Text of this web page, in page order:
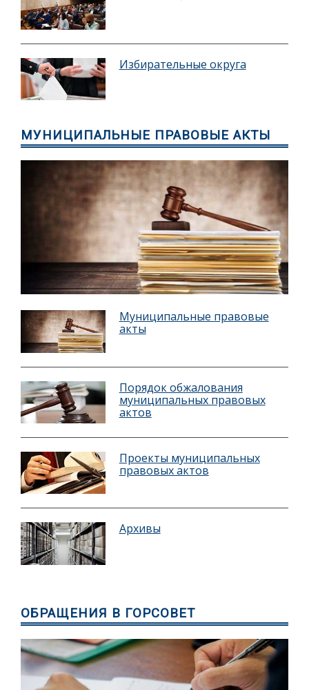
Избирательные округа
МУНИЦИПАЛЬНЫЕ ПРАВОВЫЕ АКТЫ
Муниципальные правовые
акты
Порядок обжалования
муниципальных правовых
актов
Проекты муниципальных
правовых актов
Архивы
ОБРАЩЕНИЯ В ГОРСОВЕТ